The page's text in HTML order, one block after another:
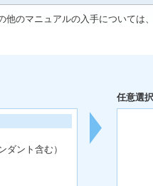
のマニュアルの入手については
ダント含む）
任意選択